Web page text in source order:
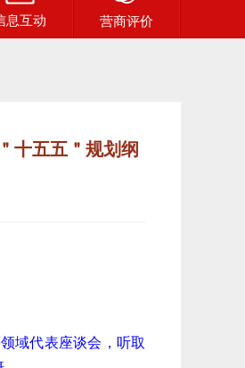
息互动 营商评价
十五五＂规划纲
域代表座谈会，听取